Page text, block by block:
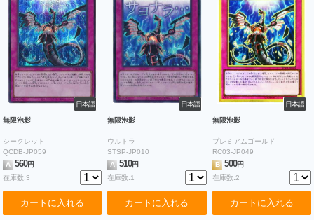
日本語
無限泡影
シークレット
QCDB-JP059
A
560円
在庫数:3
カートに入れる
日本語
無限泡影
ウルトラ
STSP-JP010
A
510円
在庫数:1
カートに入れる
日本語
無限泡影
プレミアムゴールド
RC03-JP049
B 500円
在庫数:2
カートに入れる